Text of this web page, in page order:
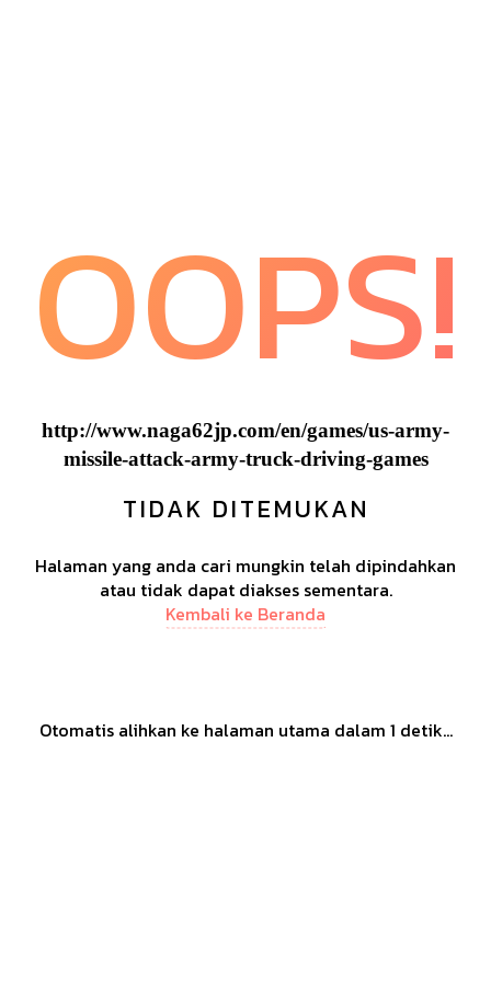
OOPS!
http://www.naga62jp.com/en/games/us-army-
missile-attack-army-truck-driving-games
TIDAK DITEMUKAN
Halaman yang anda cari mungkin telah dipindahkan
atau tidak dapat diakses sementara.
Kembali ke Beranda
Otomatis alihkan ke halaman utama dalam 1 detik...